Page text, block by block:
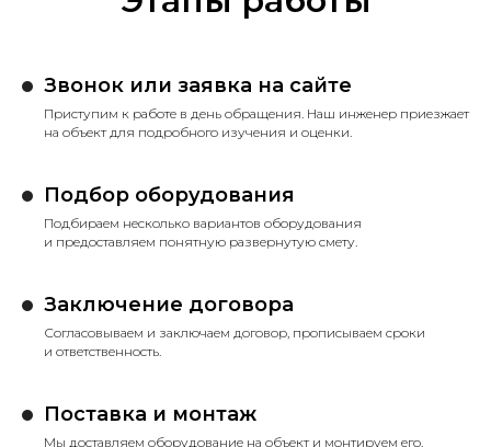
Звонок или заявка на сайте
Приступим к работе в день обращения. Наш инженер приезжает
на объект для подробного изучения и оценки.
Подбор оборудования
Подбираем несколько вариантов оборудования
и предоставляем понятную развернутую смету.
Заключение договора
Согласовываем и заключаем договор, прописываем сроки
и ответственность.
Поставка и монтаж
Мы доставляем оборудование на объект и монтируем его.